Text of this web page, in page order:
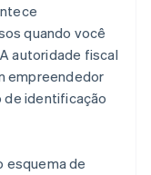
quando você
autoridade fiscal
empreendedor
de identificação
esquema de